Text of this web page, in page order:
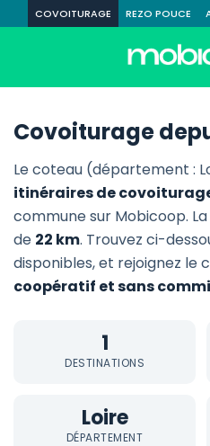
COVOITURAGE REZO POUCE
Covoiturage
Le coteau (département :
itinéraires de
commune sur Mobicoop.
de 22 km. Trouvez ci-
disponibles, et rejoignez le
coopératif et sans
1
DESTINATIONS
Loire
DÉPARTEMENT